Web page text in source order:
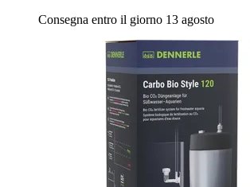
Consegna entro il giorno 13 agosto